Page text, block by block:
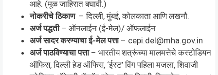
आहे. (मूळ जाहिरात बघावी.)
नोकरीचे ठिकाण – दिल्ली, मुंबई, कोलकाता आणि लखनौ.
अर्ज पद्धती– ऑनलाईन (ई-मेल)/ ऑफलाईन
अर्ज सादर करण्याचा ई-मेल पत्ता– cepi.del@mha.gov.in
अर्ज पाठविण्याचा पत्ता – भारतीय शत्रूंच्या मालमत्तेचे कस्टोडियन
ऑफिस, दिल्ली हेड ऑफिस, ‘ईस्ट’ विंग पहिला मजला, शिवाजी